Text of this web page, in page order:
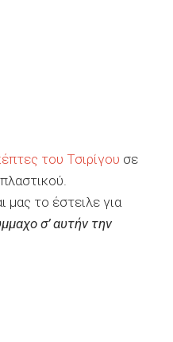
του Τσιρίγου σε
μας το έστειλε για
σ’ αυτήν την